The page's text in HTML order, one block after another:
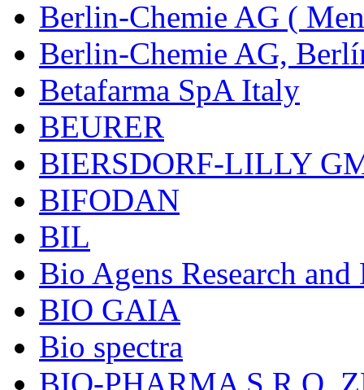
Berlin-Chemie AG (
Berlin-Chemie AG,
Betafarma SpA Italy
BEURER
BIERSDORF-LILLY
BIFODAN
BIL
Bio Agens Research
BIO GAIA
Bio spectra
BIO-PHARMA S.R.O.